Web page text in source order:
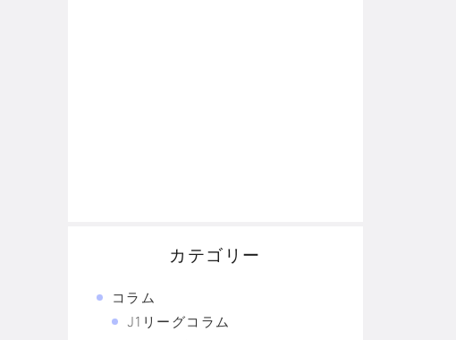
カテゴリー
コラム
J1リーグコラム